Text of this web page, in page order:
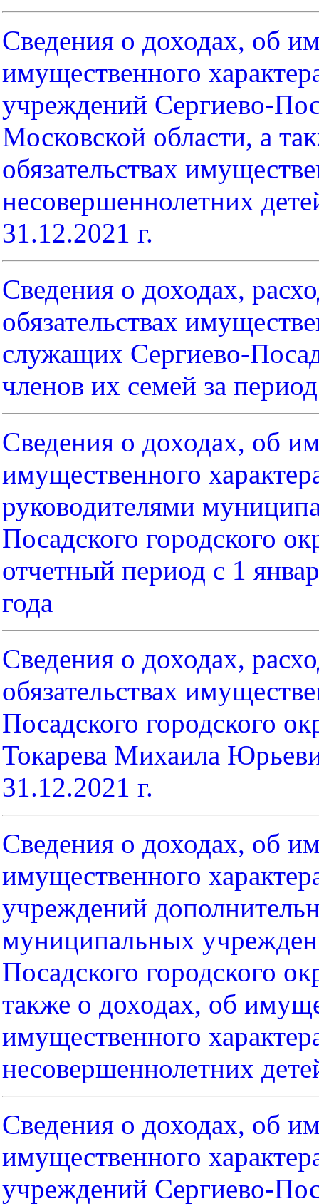
Сведения о доходах, об
имущественного
учреждений Сергиево-
Московской области, а
обязательствах
несовершеннолетних
31.12.2021 г.
Сведения о доходах,
обязательствах
служащих Сергиево-
членов их семей за
Сведения о доходах, об
имущественного
руководителями
Посадского городского
отчетный период с 1
года
Сведения о доходах,
обязательствах
Посадского городского
Токарева Михаила
31.12.2021 г.
Сведения о доходах, об
имущественного
учреждений
муниципальных
Посадского городского
также о доходах, об
имущественного
несовершеннолетних
Сведения о доходах, об
имущественного
учреждений Сергиево-